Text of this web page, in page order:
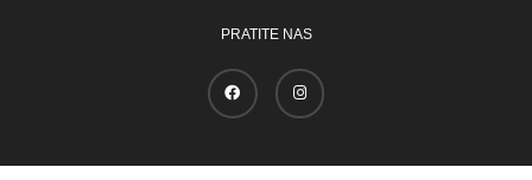
PRATITE NAS